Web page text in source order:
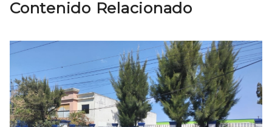
Contenido Relacionado